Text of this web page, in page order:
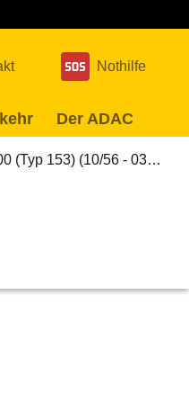
Nothilfe
Der ADAC
(Typ 153) (10/56 - 03…